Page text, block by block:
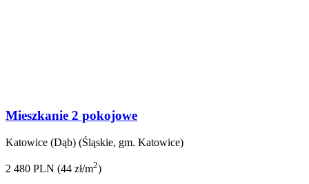
Mieszkanie 2 pokojowe
Katowice (Dąb) (Śląskie, gm. Katowice)
2 480 PLN (44 zł/m2)